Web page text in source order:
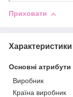
Приховати
Характеристики
Основні атрибути
Виробник
Країна виробник